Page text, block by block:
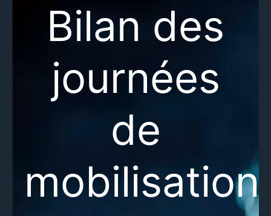
Bilan des
journées
de
mobilisation